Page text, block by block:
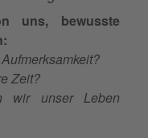
uns, bewusste
Zeit?
wir unser Leben